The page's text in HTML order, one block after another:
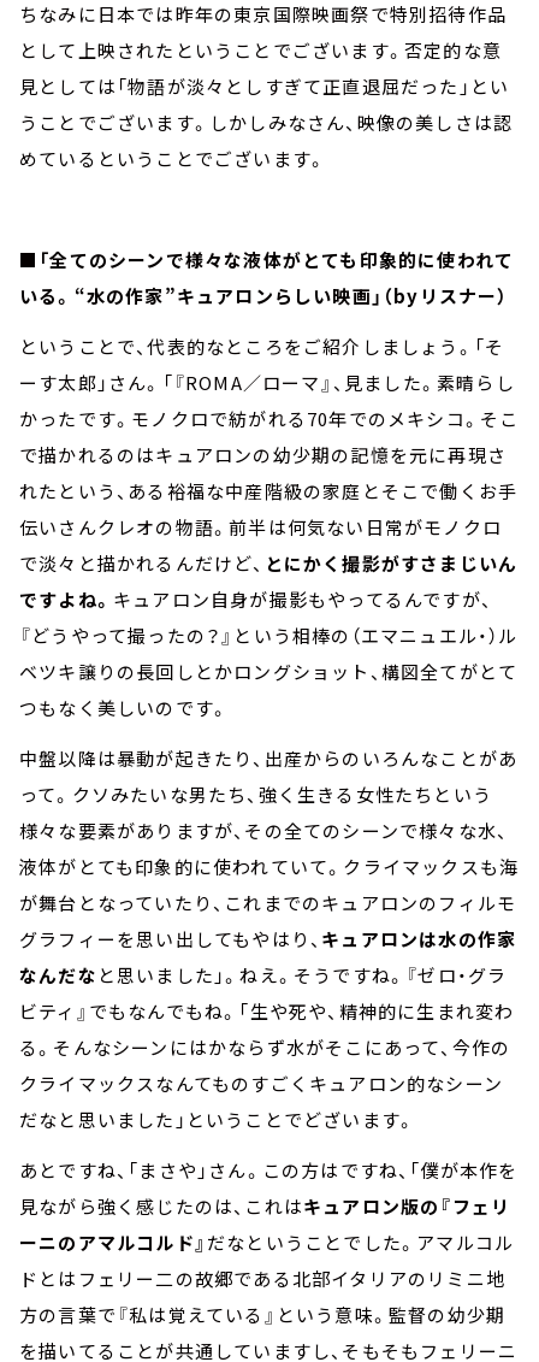
ちなみに日本では昨年の東京国際映画祭で特別招待作品
として上映されたということでございます。否定的な意
見としては「物語が淡々としすぎて正直退屈だった」とい
うことでございます。しかしみなさん、映像の美しさは認
めているということでございます。
■「全てのシーンで様々な液体がとても印象的に使われて
いる。“水の作家”キュアロンらしい映画」（byリスナー）
ということで、代表的なところをご紹介しましょう。「そ
ーす太郎」さん。「『ROMA／ローマ』、見ました。素晴らし
かったです。モノクロで紡がれる70年でのメキシコ。そこ
で描かれるのはキュアロンの幼少期の記憶を元に再現さ
れたという、ある裕福な中産階級の家庭とそこで働くお手
伝いさんクレオの物語。前半は何気ない日常がモノクロ
で淡々と描かれるんだけど、 とにかく撮影がすさまじいん
ですよね。 キュアロン自身が撮影もやってるんですが、
『どうやって撮ったの？』という相棒の（エマニュエル・）ル
ベツキ譲りの長回しとかロングショット、構図全てがとて
つもなく美しいのです。
中盤以降は暴動が起きたり、出産からのいろんなことがあ
って。クソみたいな男たち、強く生きる女性たちという
様々な要素がありますが、その全てのシーンで様々な水、
液体がとても印象的に使われていて。クライマックスも海
が舞台となっていたり、これまでのキュアロンのフィルモ
グラフィーを思い出してもやはり、 キュアロンは水の作家
なんだな と思いました」。ねえ。そうですね。『ゼロ・グラ
ビティ』でもなんでもね。「生や死や、精神的に生まれ変わ
る。そんなシーンにはかならず水がそこにあって、今作の
クライマックスなんてものすごくキュアロン的なシーン
だなと思いました」ということでどざいます。
あとですね、「まさや」さん。この方はですね、「僕が本作を
見ながら強く感じたのは、これはキュアロン版の『フェリ
ーニのアマルコルド』 だなということでした。アマルコル
ドとはフェリー二の故郷である北部イタリアのリミニ地
方の言葉で『私は覚えている』という意味。監督の幼少期
を描いてることが共通していますし、そもそもフェリーニ